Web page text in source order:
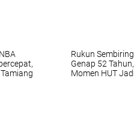
Rukun Sembiring
Genap 52 Tahun,
Momen HUT Jadi